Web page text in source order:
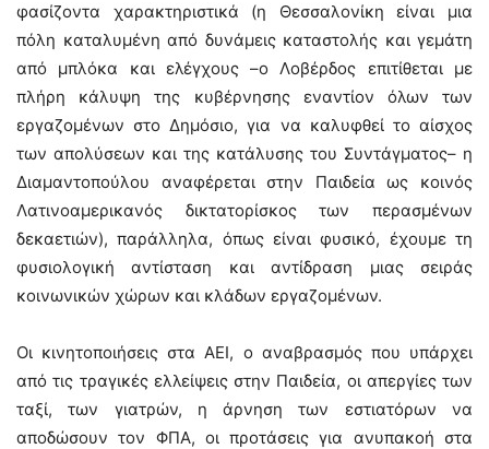
φασίζοντα χαρακτηριστικά (η Θεσσαλονίκη είναι μια
πόλη καταλυμένη από δυνάμεις καταστολής και γεμάτη
από μπλόκα και ελέγχους –ο Λοβέρδος επιτίθεται με
πλήρη κάλυψη της κυβέρνησης εναντίον όλων των
εργαζομένων στο Δημόσιο, για να καλυφθεί το αίσχος
των απολύσεων και της κατάλυσης του Συντάγματος– η
Διαμαντοπούλου αναφέρεται στην Παιδεία ως κοινός
Λατινοαμερικανός δικτατορίσκος των περασμένων
δεκαετιών), παράλληλα, όπως είναι φυσικό, έχουμε τη
φυσιολογική αντίσταση και αντίδραση μιας σειράς
κοινωνικών χώρων και κλάδων εργαζομένων.
Οι κινητοποιήσεις στα ΑΕΙ, ο αναβρασμός που υπάρχει
από τις τραγικές ελλείψεις στην Παιδεία, οι απεργίες των
ταξί, των γιατρών, η άρνηση των εστιατόρων να
αποδώσουν τον ΦΠΑ, οι προτάσεις για ανυπακοή στα